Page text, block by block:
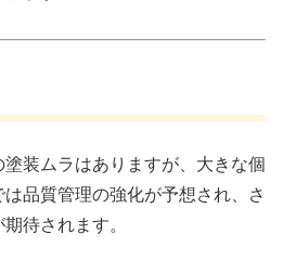
装ムラはありますが、大きな個
品質管理の強化が予想され、さ
待されます。